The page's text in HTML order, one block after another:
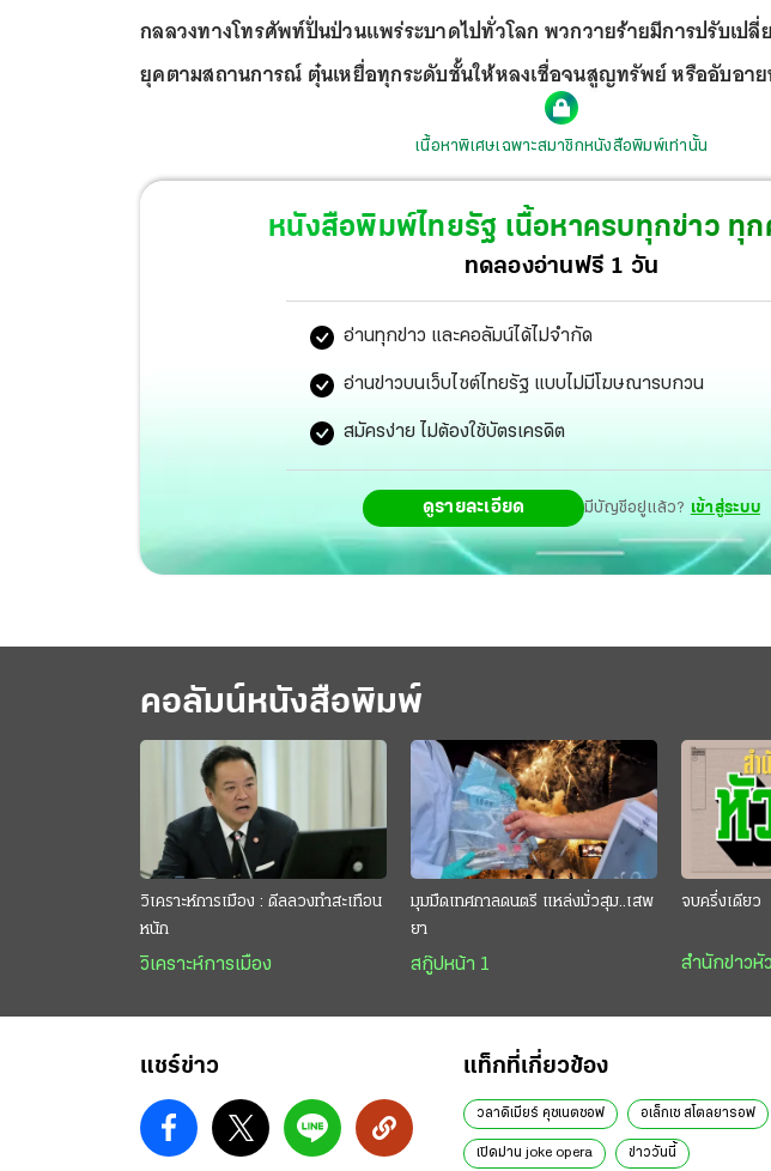
กลลวงทางโทรศัพท์ปั่นป่วนแพร่ระบาดไปทั่วโลก พวกวายร้ายมีการปรับเป
ยุคตามสถานการณ์ ตุ๋นเหยื่อทุกระดับชั้นให้หลงเชื่อจนสูญทรัพย์ หรืออับอา
เนื้อหาพิเศษเฉพาะสมาชิกหนังสือพิมพ์เท่านั้น
หนังสือพิมพ์ไทยรัฐ เนื้อหาครบทุกข่าว ทุ
ทดลองอ่านฟรี 1 วัน
อ่านทุกข่าว และคอลัมน์ได้ไม่จำกัด
อ่านข่าวบนเว็บไซต์ไทยรัฐ แบบไม่มีโฆษณารบกวน
สมัครง่าย ไม่ต้องใช้บัตรเครดิต
ดูรายละเอียด มีบัญชีอยู่แล้ว? เข้าสู่ระบบ
คอลัมน์หนังสือพิมพ์
วิเคราะห์การเมือง : ดีลลวงทำสะเทือน
หนัก
วิเคราะห์การเมือง
มุมมืดเทศกาลดนตรี แหล่งมั่วสุม..เสพ
ยา
สกู๊ปหน้า 1
จบครึ่งเดียว
สำนักข่าวหั
แชร์ข่าว แท็กที่เกี่ยวข้อง
วลาดิเมียร์ คุซเนตซอฟ อเล็กเซ สโตลยารอฟ
เปิดม่าน joke opera ข่าววันนี้